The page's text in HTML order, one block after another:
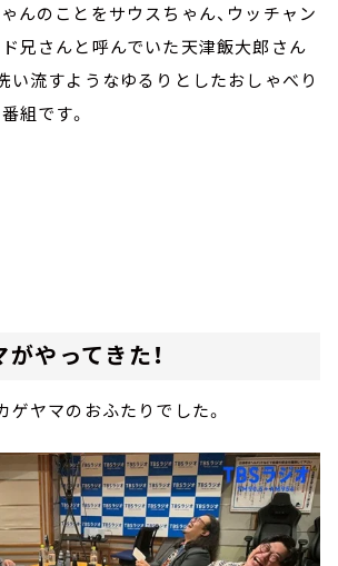
んのことをサウスちゃん、ウッチャン
兄さんと呼んでいた天津飯大郎さん
い流すようなゆるりとしたおしゃべり
組です。
がやってきた！
ゲヤマのおふたりでした。